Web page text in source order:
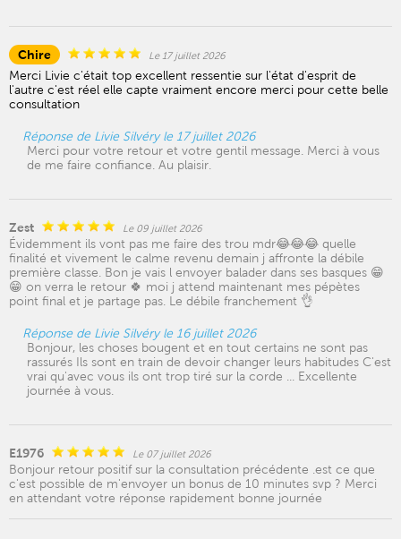
Chire Le 17 juillet 2026
Merci Livie c'était top excellent ressentie sur l'état d'esprit de
l'autre c'est réel elle capte vraiment encore merci pour cette belle
consultation
Réponse de Livie Silvéry le 17 juillet 2026
Merci pour votre retour et votre gentil message. Merci à vous
de me faire confiance. Au plaisir.
Zest Le 09 juillet 2026
Évidemment ils vont pas me faire des trou mdr😂😂😂 quelle
finalité et vivement le calme revenu demain j affronte la débile
première classe. Bon je vais l envoyer balader dans ses basques 😁
😁 on verra le retour 🍀 moi j attend maintenant mes pépètes
point final et je partage pas. Le débile franchement 👌
Réponse de Livie Silvéry le 16 juillet 2026
Bonjour, les choses bougent et en tout certains ne sont pas
rassurés Ils sont en train de devoir changer leurs habitudes C'est
vrai qu'avec vous ils ont trop tiré sur la corde ... Excellente
journée à vous.
E1976 Le 07 juillet 2026
Bonjour retour positif sur la consultation précédente .est ce que
c'est possible de m'envoyer un bonus de 10 minutes svp ? Merci
en attendant votre réponse rapidement bonne journée